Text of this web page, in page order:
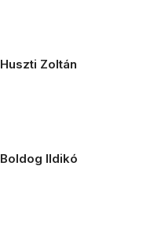
Huszti Zoltán
Boldog Ildikó